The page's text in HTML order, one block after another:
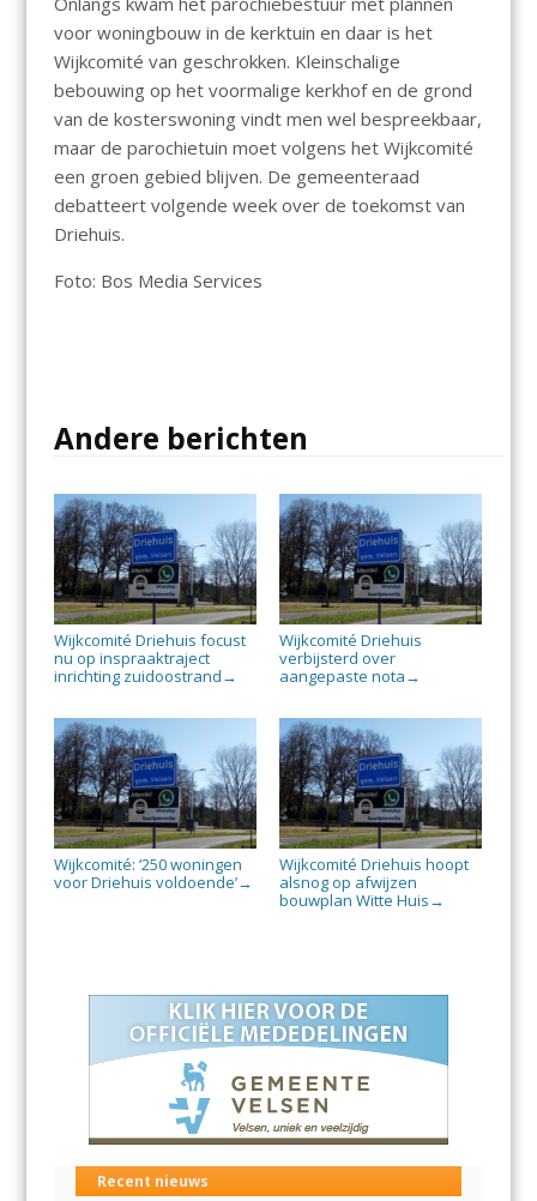
voor woningbouw in de kerktuin en daar is het
Wijkcomité van geschrokken. Kleinschalige
bebouwing op het voormalige kerkhof en de grond
van de kosterswoning vindt men wel bespreekbaar,
maar de parochietuin moet volgens het Wijkcomité
een groen gebied blijven. De gemeenteraad
debatteert volgende week over de toekomst van
Driehuis.
Foto: Bos Media Services
Andere berichten
Wijkcomité Driehuis focust
nu op inspraaktraject
inrichting zuidoostrand →
Wijkcomité Driehuis
verbijsterd over
aangepaste nota →
Wijkcomité: ‘250 woningen
voor Driehuis voldoende’→
Wijkcomité Driehuis hoopt
alsnog op afwijzen
bouwplan Witte Huis →
Recent nieuws